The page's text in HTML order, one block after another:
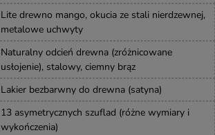
Lite drewno mango, okucia ze stali nierdzewnej,
metalowe uchwyty
Naturalny odcień drewna (zróżnicowane
usłojenie), stalowy, ciemny brąz
Lakier bezbarwny do drewna (satyna)
13 asymetrycznych szuflad (różne wymiary i
wykończenia)